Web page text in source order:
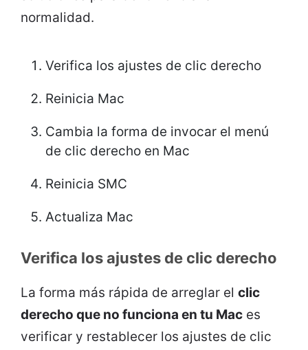
normalidad.
Verifica los ajustes de clic derecho
Reinicia Mac
Cambia la forma de invocar el menú
de clic derecho en Mac
Reinicia SMC
Actualiza Mac
Verifica los ajustes de clic derecho
La forma más rápida de arreglar el clic
derecho que no funciona en tu Mac es
verificar y restablecer los ajustes de clic